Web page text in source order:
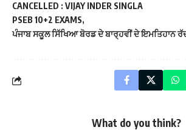
CANCELLED : VIJAY INDER SINGLA
PSEB 10+2 EXAMS
ਪੰਜਾਬ ਸਕੂਲ ਸਿੱਖਿਆ ਬੋਰਡ ਦੇ ਬਾਰ੍ਹਵੀਂ ਦੇ ਇਮਤਿਹਾਨ
What do you think?